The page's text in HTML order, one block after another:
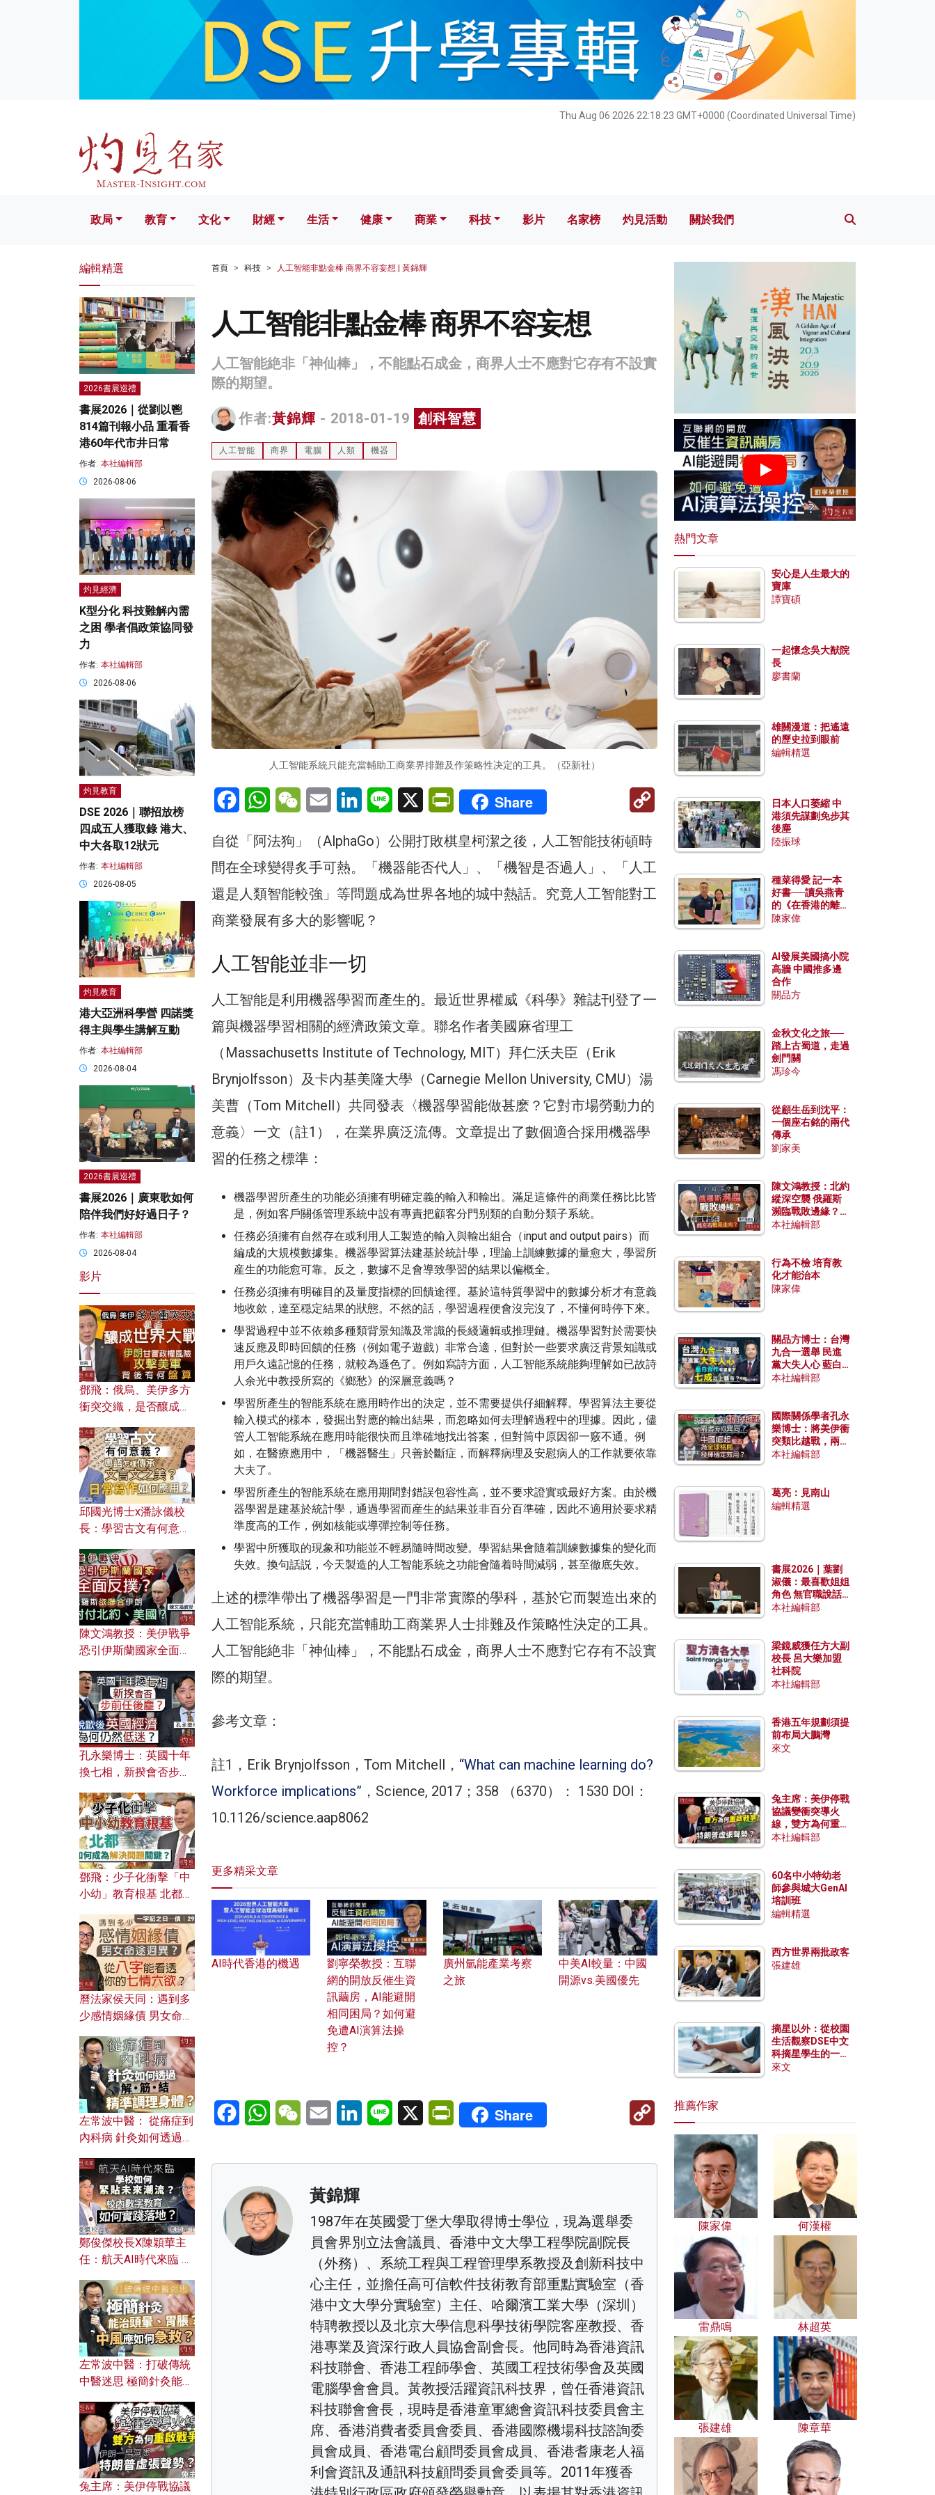
Thu Aug 06 2026 22:18:25 GMT+0000 (Coordinated Universal Time)
文化 財經 生活 健康 科技 影片 名家榜 灼見活動 關於我們
政局 教育 文化 財經 生活 健康 商業 科技 影片 名家榜 灼見活動 關於我們
首頁 科技 人工智能非點金棒 商界不容妄想 | 黃錦輝
人工智能非點金棒 商界不容妄想
人工智能絶非「神仙棒」，不能點石成金，商界人士不應對它存有不設實
際的期望。
作者:黃錦輝 - 2018-01-19 創科智慧
人工智能 商界 電腦 人類 機器
人工智能系統只能充當輔助工商業界排難及作策略性决定的工具。（亞新社）
FacebookWhatsAppWeChatEmail LinkedInLine X PrintFriendly
Share
Link
自從「阿法狗」（AlphaGo）公開打敗棋皇柯潔之後，人工智能技術頓時
間在全球變得炙手可熱。「機器能否代人」、「機智是否過人」、「人工
還是人類智能較強」等問題成為世界各地的城中熱話。究竟人工智能對工
商業發展有多大的影響呢？
人工智能並非一切
人工智能是利用機器學習而產生的。最近世界權威《科學》雜誌刊登了一
篇與機器學習相關的經濟政策文章。聯名作者美國麻省理工
（Massachusetts Institute of Technology, MIT）拜仁沃夫臣（Erik
Brynjolfsson）及卡内基美隆大學（Carnegie Mellon University, CMU）湯
美曹（Tom Mitchell）共同發表〈機器學習能做甚麽？它對市場勞動力的
意義〉一文（註1），在業界廣泛流傳。文章提出了數個適合採用機器學
習的任務之標準：
機器學習所產生的功能必須擁有明確定義的輸入和輸出。滿足這條件的商業任務比比皆
是，例如客戶關係管理系統中設有專責把顧客分門别類的自動分類子系統。
任務必須擁有自然存在或利用人工製造的輸入與輸出組合（input and output pairs）而
編成的大規模數據集。機器學習算法建基於統計學，理論上訓練數據的量愈大，學習所
産生的功能愈可靠。反之，數據不足會導致學習的結果以偏概全。
任務必須擁有明確目的及量度指標的回饋途徑。基於這特質學習中的數據分析才有意義
地收歛，達至穏定結果的狀態。不然的話，學習過程便會沒完沒了，不懂何時停下來。
學習過程中並不依賴多種類背景知識及常識的長綫邏輯或推理鏈。機器學習對於需要快
速反應及即時回饋的任務（例如電子遊戲）非常合適，但對於一些要求廣泛背景知識或
用戶久遠記憶的任務，就較為遜色了。例如寫詩方面，人工智能系統能夠理解如已故詩
人余光中教授所寫的《鄉愁》的深層意義嗎？
學習所產生的智能系統在應用時作出的決定，並不需要提供仔細解釋。學習算法主要從
輸入模式的樣本，發掘出對應的輸出結果，而忽略如何去理解過程中的理據。因此，儘
管人工智能系統在應用時能很快而且準確地找出答案，但對筒中原因卻一竅不通。例
如，在醫療應用中，「機器醫生」只善於斷症，而解釋病理及安慰病人的工作就要依靠
大夫了。
學習所產生的智能系統在應用期間對錯誤包容性高，並不要求證實或最好方案。由於機
器學習是建基於統計學，通過學習而産生的結果並非百分百準確，因此不適用於要求精
準度高的工作，例如核能或導彈控制等任務。
學習中所獲取的現象和功能並不輕易隨時間改變。學習結果會隨着訓練數據集的變化而
失效。換句話説，今天製造的人工智能系統之功能會隨着時間減弱，甚至徹底失效。
上述的標準帶出了機器學習是一門非常實際的學科，基於它而製造出來的
人工智能系統，只能充當輔助工商業界人士排難及作策略性決定的工具。
人工智能絶非「神仙棒」，不能點石成金，商界人士不應對它存有不設實
際的期望。
參考文章：
註1，Erik Brynjolfsson，Tom Mitchell， “What can machine learning do?
Workforce implications” ，Science, 2017；358 （6370）： 1530 DOI：
10.1126/science.aap8062
更多精采文章
AI時代香港的機遇
劉寧榮教授：互聯
網的開放反催生資
訊繭房，AI能避開
相同困局？如何避
免遭AI演算法操
控？
廣州氫能產業考察
之旅
中美AI較量：中國
開源vs.美國優先
FacebookWhatsAppWeChatEmail LinkedInLine X PrintFriendly
Share
Copy
黃錦輝
1987年在英國愛丁堡大學取得博士學位，現為選舉委
員會界別立法會議員、香港中文大學工程學院副院長
（外務）、系統工程與工程管理學系教授及創新科技中
心主任，並擔任高可信軟件技術教育部重點實驗室（香
港中文大學分實驗室）主任、哈爾濱工業大學（深圳）
特聘教授以及北京大學信息科學技術學院客座教授、香
港專業及資深行政人員協會副會長。他同時為香港資訊
科技聯會、香港工程師學會、英國工程技術學會及英國
電腦學會會員。黃教授活躍資訊科技界，曾任香港資訊
科技聯會會長，現時是香港童軍總會資訊科技委員會主
席、香港消費者委員會委員、香港國際機場科技諮詢委
員會成員、香港電台顧問委員會成員、香港耆康老人福
利會資訊及通訊科技顧問委員會委員等。2011年獲香
編輯精選
2026書展巡禮
書展2026｜從劉以鬯
814篇刊報小品 重看香
港60年代市井日常
作者: 本社編輯部
2026-08-06
灼見經濟
K型分化 科技難解內需
之困 學者倡政策協同發
力
作者: 本社編輯部
2026-08-06
灼見教育
DSE 2026｜聯招放榜
四成五人獲取錄 港大、
中大各取12狀元
作者: 本社編輯部
2026-08-05
灼見教育
港大亞洲科學營 四諾獎
得主與學生講解互動
作者: 本社編輯部
2026-08-04
2026書展巡禮
書展2026｜廣東歌如何
陪伴我們好好過日子？
作者: 本社編輯部
2026-08-04
影片
鄧飛：俄烏、美伊多方
衝突交織，是否釀成世
風險攻擊美軍，背後有
何盤算？
邱國光博士x潘詠儀校
長：學習古文有何意
文之美？ 日常寫作如何
應用？
陳文鴻教授：美伊戰爭
恐引伊斯蘭國家全面反
對付北約美國？
孔永樂博士：英國十年
換七相，新揆會否步前
濟為何仍然低迷？
鄧飛：少子化衝擊「中
小幼」教育根基 北都如
曆法家侯天同：遇到多
少感情姻緣債 男女命途
的七情六欲？
左常波中醫： 從痛症到
內科病 針灸如何透過解
鄭俊傑校長X陳穎華主
任：航天AI時代來臨 學
校內數字教育如何實踐
落地？
左常波中醫：打破傳統
中醫迷思 極簡針灸能治
何急救？
兔主席：美伊停戰協議
熱門文章
安心是人生最大的
寶庫
譚寶碩
一起懷念吳大猷院
長
廖書蘭
雄關漫道：把遙遠
的歷史拉到眼前
編輯精選
日本人口萎縮 中
港須先謀劃免步其
後塵
陸振球
種菜得愛 記一本
好書──讀吳燕青
的《在香港的離島
種菜》
陳家偉
AI發展美國搞小院
高牆 中國推多邊
合作
關品方
金秋文化之旅──
踏上古蜀道，走過
劍門關
馮珍今
從顧生岳到沈平：
一個座右銘的兩代
傳承
劉家美
陳文鴻教授：北約
縱深空襲 俄羅斯
瀕臨戰敗邊緣？中
國零部件能左右戰
本社編輯部
行為不檢 培育教
化才能治本
陳家偉
關品方博士：台灣
九合一選舉 民進
黨大失人心 藍白
合作有望拿下七成
本社編輯部
國際關係學者孔永
樂博士：將美伊衝
突類比越戰，兩者
有何異同？中國崛
本社編輯部
葛亮：見南山
編輯精選
書展2026｜葉劉
淑儀：最喜歡姐姐
角色 無官職說話
包袱少
本社編輯部
梁鏡威獲任方大副
校長 呂大樂加盟
社科院
本社編輯部
香港五年規劃須提
前布局大鵬灣
來文
兔主席：美伊停戰
協議變衝突導火
線，雙方為何重啟
戰爭？伊朗一早洞
本社編輯部
60名中小特幼老
師參與城大GenAI
培訓班
編輯精選
西方世界兩批政客
張建雄
摘星以外：從校園
生活觀察DSE中文
科摘星學生的一點
特質
來文
推薦作家
陳家偉 何漢權
雷鼎鳴 林超英
張建雄 陳章華